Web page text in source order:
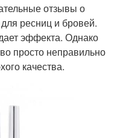
отзывы о
ресниц и бровей.
эффекта. Однако
просто неправильно
качества.